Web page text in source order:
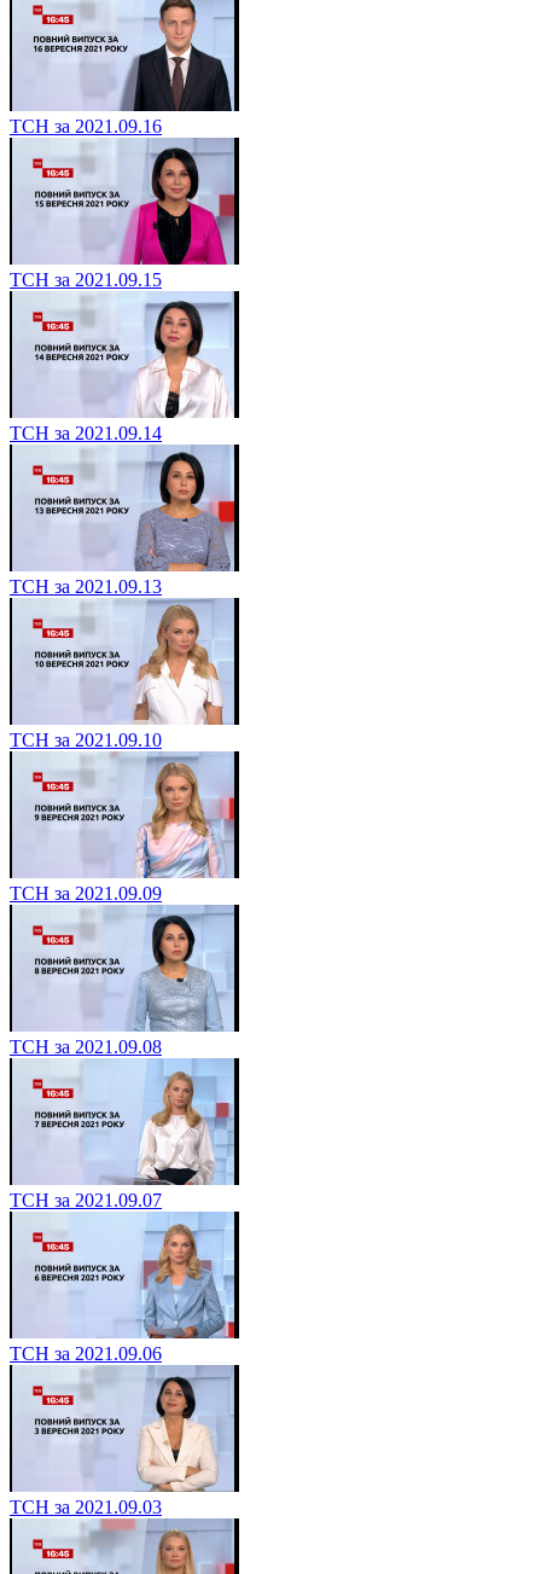
ТСН за 2021.09.16
ТСН за 2021.09.15
ТСН за 2021.09.14
ТСН за 2021.09.13
ТСН за 2021.09.10
ТСН за 2021.09.09
ТСН за 2021.09.08
ТСН за 2021.09.07
ТСН за 2021.09.06
ТСН за 2021.09.03